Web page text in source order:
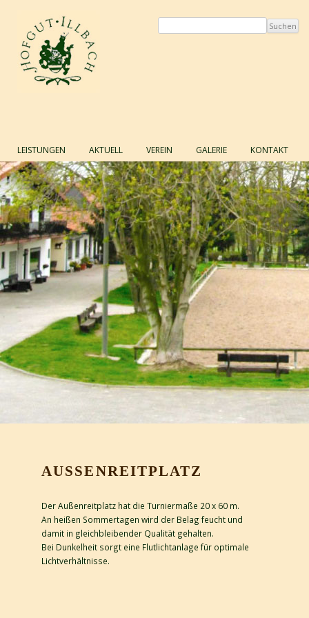
Zum Inhalt springen
LEISTUNGEN AKTUELL VEREIN GALERIE KONTAKT
AUSSENREITPLATZ
Der Außenreitplatz hat die Turniermaße 20 x 60 m.
An heißen Sommertagen wird der Belag feucht und
damit in gleichbleibender Qualität gehalten.
Bei Dunkelheit sorgt eine Flutlichtanlage für optimale
Lichtverhältnisse.